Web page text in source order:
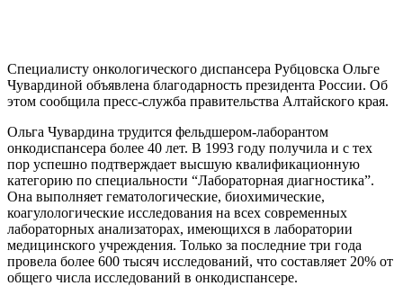
Специалисту онкологического диспансера Рубцовска Ольге
Чувардиной объявлена благодарность президента России. Об
этом сообщила пресс-служба правительства Алтайского края.
Ольга Чувардина трудится фельдшером-лаборантом
онкодиспансера более 40 лет. В 1993 году получила и с тех
пор успешно подтверждает высшую квалификационную
категорию по специальности “Лабораторная диагностика”.
Она выполняет гематологические, биохимические,
коагулологические исследования на всех современных
лабораторных анализаторах, имеющихся в лаборатории
медицинского учреждения. Только за последние три года
провела более 600 тысяч исследований, что составляет 20% от
общего числа исследований в онкодиспансере.